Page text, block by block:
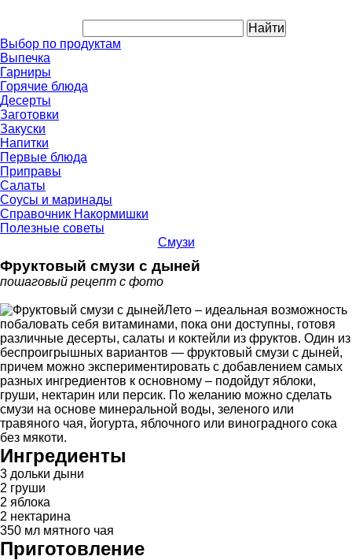
Выбор по продуктам
Выпечка
Гарниры
Горячие блюда
Десерты
Заготовки
Закуски
Напитки
Первые блюда
Приправы
Салаты
Соусы и маринады
Справочник Накормишки
Полезные советы
Смузи
Фруктовый смузи с дыней
пошаговый рецепт с фото
Лето – идеальная возможность
побаловать себя витаминами, пока они доступны, готовя
различные десерты, салаты и коктейли из фруктов. Один из
беспроигрышных вариантов — фруктовый смузи с дыней,
причем можно экспериментировать с добавлением самых
разных ингредиентов к основному – подойдут яблоки,
груши, нектарин или персик. По желанию можно сделать
смузи на основе минеральной воды, зеленого или
травяного чая, йогурта, яблочного или виноградного сока
без мякоти.
Ингредиенты
3 дольки дыни
2 груши
2 яблока
2 нектарина
350 мл мятного чая
Приготовление